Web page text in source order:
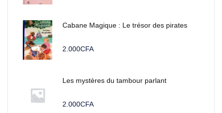
Cabane Magique : Le trésor des pirates
2.000CFA
Les mystères du tambour parlant
2.000CFA